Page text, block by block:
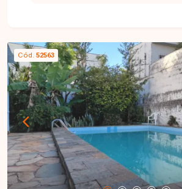
coberta, amplo quintal,
02 vagas de garagem. Os
distribuídos, oferecendo conforto e
funcionalidade para o dia a dia,
excelente espaço externo para
lazer. Esta é uma excelente oportunidade para
quem busca um imóvel bem
amplo quintal e ótima estrutura no
Luzia. Agende uma visita e venha
os detalhes desta casa.
Cód. 52563